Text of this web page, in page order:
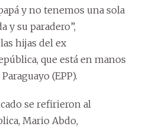
y no tenemos una sola
y su paradero”,
hijas del ex
que está en manos
(EPP).
se refirieron al
Mario Abdo,